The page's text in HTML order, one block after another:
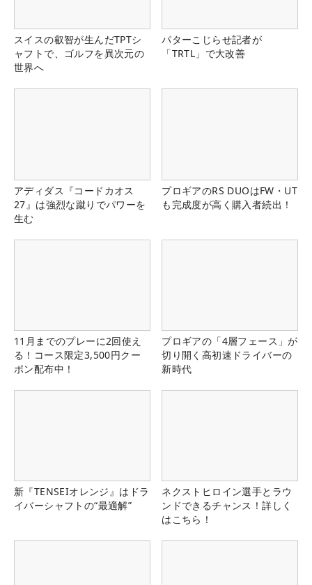
スイスの叡智が生んだTPTシ
ャフトで、ゴルフを異次元の
世界へ
パターこじらせ記者が
「TRTL」で大改善
アディダス『コードカオス
27』は強烈な蹴りでパワーを
生む
プロギアのRS DUOはFW・UT
も完成度が高く購入者続出！
11月までのプレーに2回使え
る！コース限定3,500円クー
ポン配布中！
プロギアの「4層フェース」が
切り開く高初速ドライバーの
新時代
新『TENSEIオレンジ』はドラ
イバーシャフトの“最適解”
ネクストヒロイン選手とラウ
ンドできるチャンス！詳しく
はこちら！